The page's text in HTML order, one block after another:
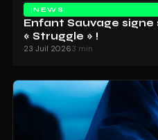
NEWS
Enfant Sauvage
« Struggle » !
23 Juil 20263 min